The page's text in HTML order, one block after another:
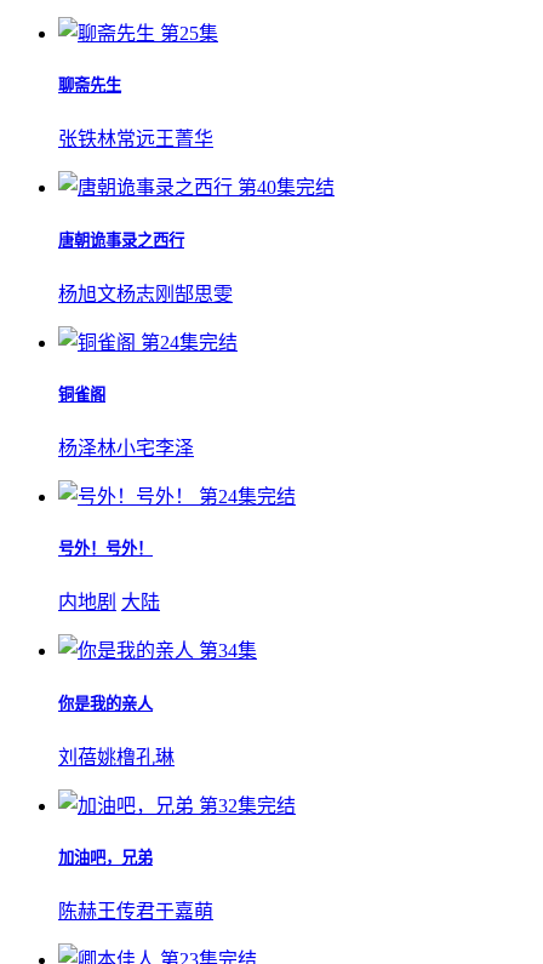
第25集
聊斋先生
张铁林常远王菁华
第40集完结
唐朝诡事录之西行
杨旭文杨志刚 郜思雯
第24集完结
铜雀阁
杨泽林小宅李泽
第24集完结
号外！号外！
内地剧 大陆
第34集
你是我的亲人
刘蓓姚橹孔琳
第32集完结
加油吧，兄弟
陈赫王传君于嘉萌
第23集完结